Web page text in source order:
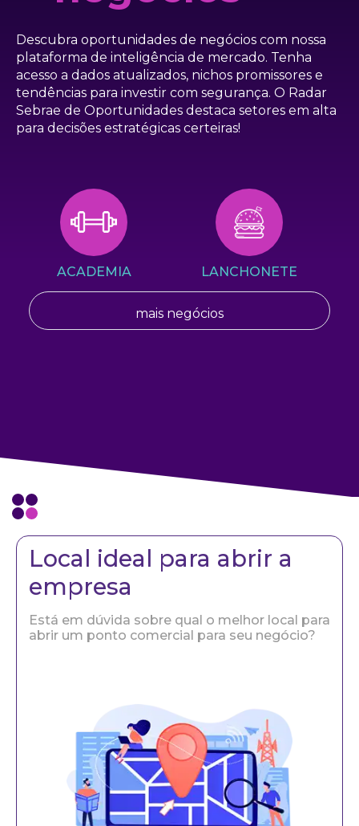
Descubra oportunidades de negócios com nossa
plataforma de inteligência de mercado. Tenha
acesso a dados atualizados, nichos promissores e
tendências para investir com segurança. O Radar
Sebrae de Oportunidades destaca setores em alta
para decisões estratégicas certeiras!
ACADEMIA LANCHONETE
mais negócios
Local ideal para abrir a
empresa
Está em dúvida sobre qual o melhor local para
abrir um ponto comercial para seu negócio?